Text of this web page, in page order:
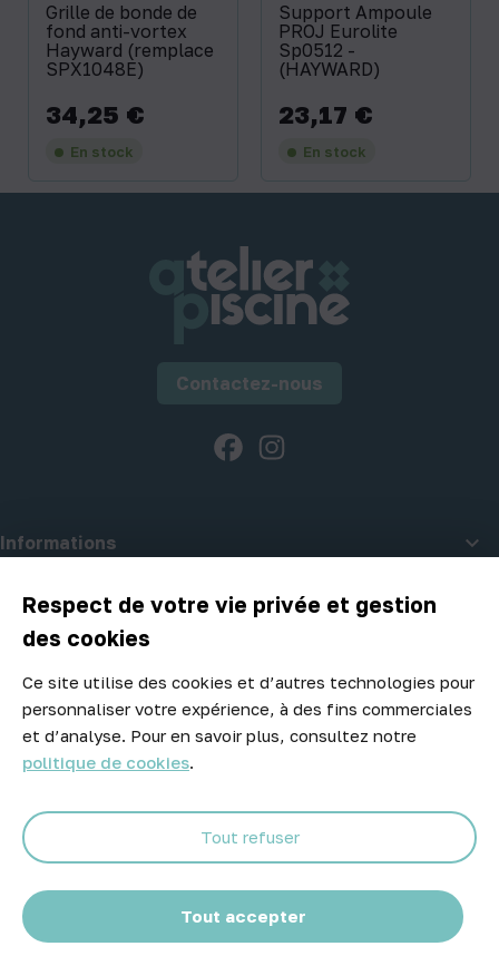
Respect de votre vie privée et gestion
des cookies
Ce site utilise des cookies et d’autres technologies pour
personnaliser votre expérience, à des fins commerciales
et d’analyse. Pour en savoir plus, consultez notre
politique de cookies.
Tout accepter
Tout refuser
Grille de bonde de
fond anti-vortex
Hayward (remplace
SPX1048E)
Prix
34,25 €
En stock
Support Ampoule
PROJ Eurolite
Sp0512 -
(HAYWARD)
Prix
23,17 €
En stock
Contactez-nous
Facebook
Informations 
A propos d'Atelier Piscine
Newsletter
Ne manquez aucune opportunité ! Restez informé de nos meilleurs
prix et nouveaux arrivages.
Abonnez-vous